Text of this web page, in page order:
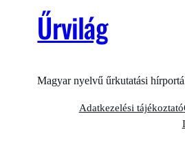
Űrvilág
Magyar nyelvű űrkutatási
Adatkezelési tájékoztató